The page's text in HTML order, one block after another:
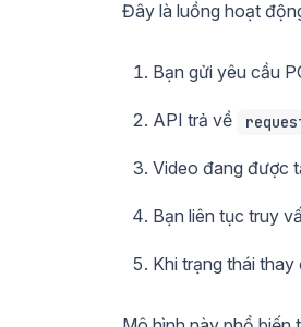
Đây là luồng hoạt
Bạn gửi yêu cầu
API trả về
Video đang được
Bạn liên tục truy
Khi trạng thái thay